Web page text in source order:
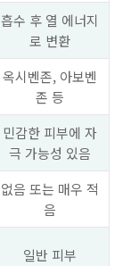
흡수 후 열 에너지
로 변환
옥시벤존, 아보벤
존 등
민감한 피부에 자
극 가능성 있음
없음 또는 매우 적
음
일반 피부